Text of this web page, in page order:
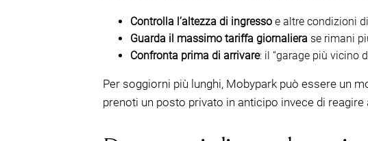
Controlla l’altezza di ingresso e altre condizioni
Guarda il massimo tariffa giornaliera se rimani
Confronta prima di arrivare: il “garage più vicino
Per soggiorni più lunghi, Mobypark può essere un
prenoti un posto privato in anticipo invece di reagire